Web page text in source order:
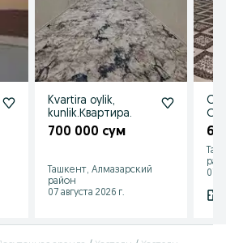
Kvartira oylik,
kunlik.Квартира.
700 000 сум
Ташкент, Алмазарский
район
07 августа 2026 г.
07